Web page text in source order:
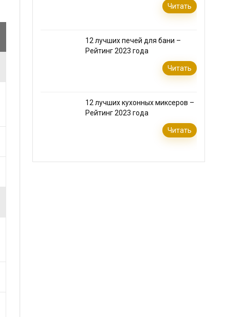
Читать
12 лучших печей для бани –
Рейтинг 2023 года
Читать
12 лучших кухонных миксеров –
Рейтинг 2023 года
Читать